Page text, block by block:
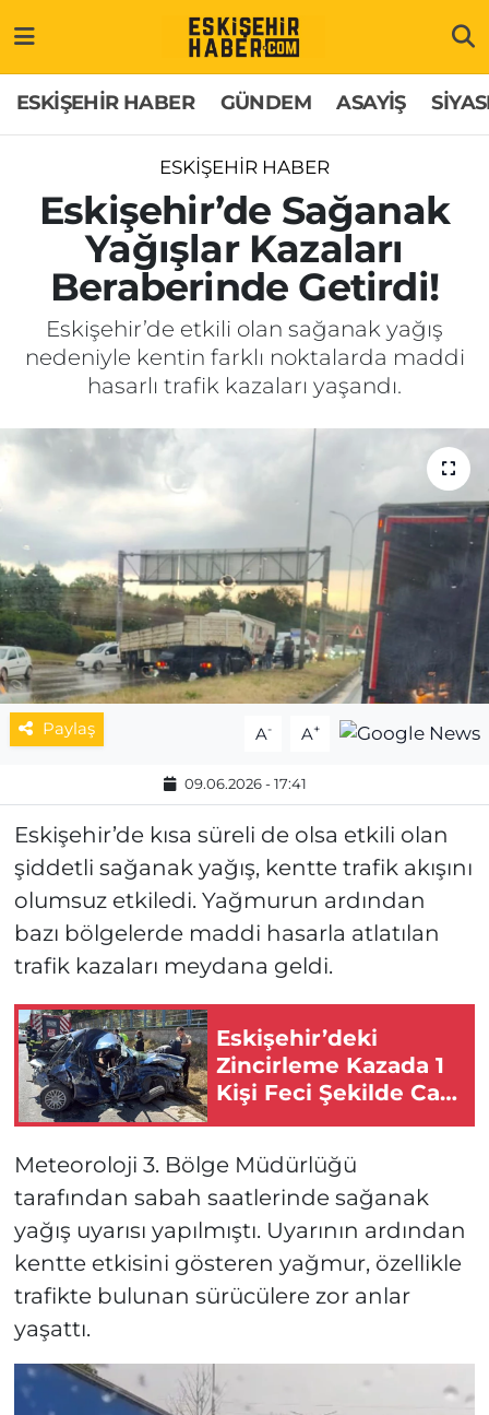
ESKİŞEHİR HABER GÜNDEM ASAYİŞ
ESKİŞEHİR HABER
Eskişehir’de Sağanak
Yağışlar Kazaları
Beraberinde Getirdi!
Eskişehir’de etkili olan sağanak yağış
nedeniyle kentin farklı noktalarda maddi
hasarlı trafik kazaları yaşandı.
Paylaş A- A+
09.06.2026 - 17:41
Eskişehir’de kısa süreli de olsa etkili olan
şiddetli sağanak yağış, kentte trafik akışını
olumsuz etkiledi. Yağmurun ardından
bazı bölgelerde maddi hasarla atlatılan
trafik kazaları meydana geldi.
Eskişehir’deki
Zincirleme Kazada 1
Kişi Feci Şekilde Can
Verdi!
Meteoroloji 3. Bölge Müdürlüğü
tarafından sabah saatlerinde sağanak
yağış uyarısı yapılmıştı. Uyarının ardından
kentte etkisini gösteren yağmur, özellikle
trafikte bulunan sürücülere zor anlar
yaşattı.
GÜNDEM
ASAYİŞ
SİYASET
EKONOMİ
SAĞLIK
ESKİŞEHİRSPOR
Hakkımızda
İletişim
Künye
Odunpazarı Trafik Yoğunluk Haritası
Süper Lig Puan Durumu ve Fikstür
Tüm Manşetler
Son Dakika Haberleri
Haber Arşivi